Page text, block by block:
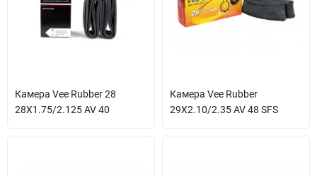
Камера Vee Rubber 28
28X1.75/2.125 AV 40
Камера Vee Rubber
29X2.10/2.35 AV 48 SFS